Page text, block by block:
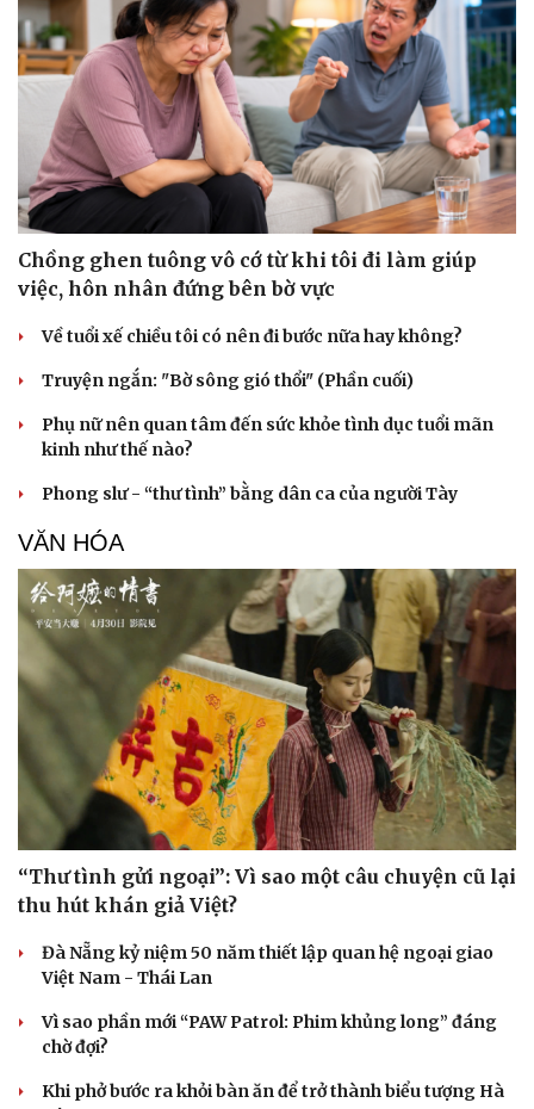
Chồng ghen tuông vô cớ từ khi tôi đi làm giúp
việc, hôn nhân đứng bên bờ vực
Về tuổi xế chiều tôi có nên đi bước nữa hay không?
Truyện ngắn: "Bờ sông gió thổi" (Phần cuối)
Phụ nữ nên quan tâm đến sức khỏe tình dục tuổi mãn
kinh như thế nào?
Phong slư - “thư tình” bằng dân ca của người Tày
VĂN HÓA
“Thư tình gửi ngoại”: Vì sao một câu chuyện cũ lại
thu hút khán giả Việt?
Đà Nẵng kỷ niệm 50 năm thiết lập quan hệ ngoại giao
Việt Nam - Thái Lan
Vì sao phần mới “PAW Patrol: Phim khủng long” đáng
chờ đợi?
Khi phở bước ra khỏi bàn ăn để trở thành biểu tượng Hà